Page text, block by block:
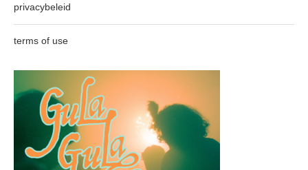
privacybeleid
terms of use